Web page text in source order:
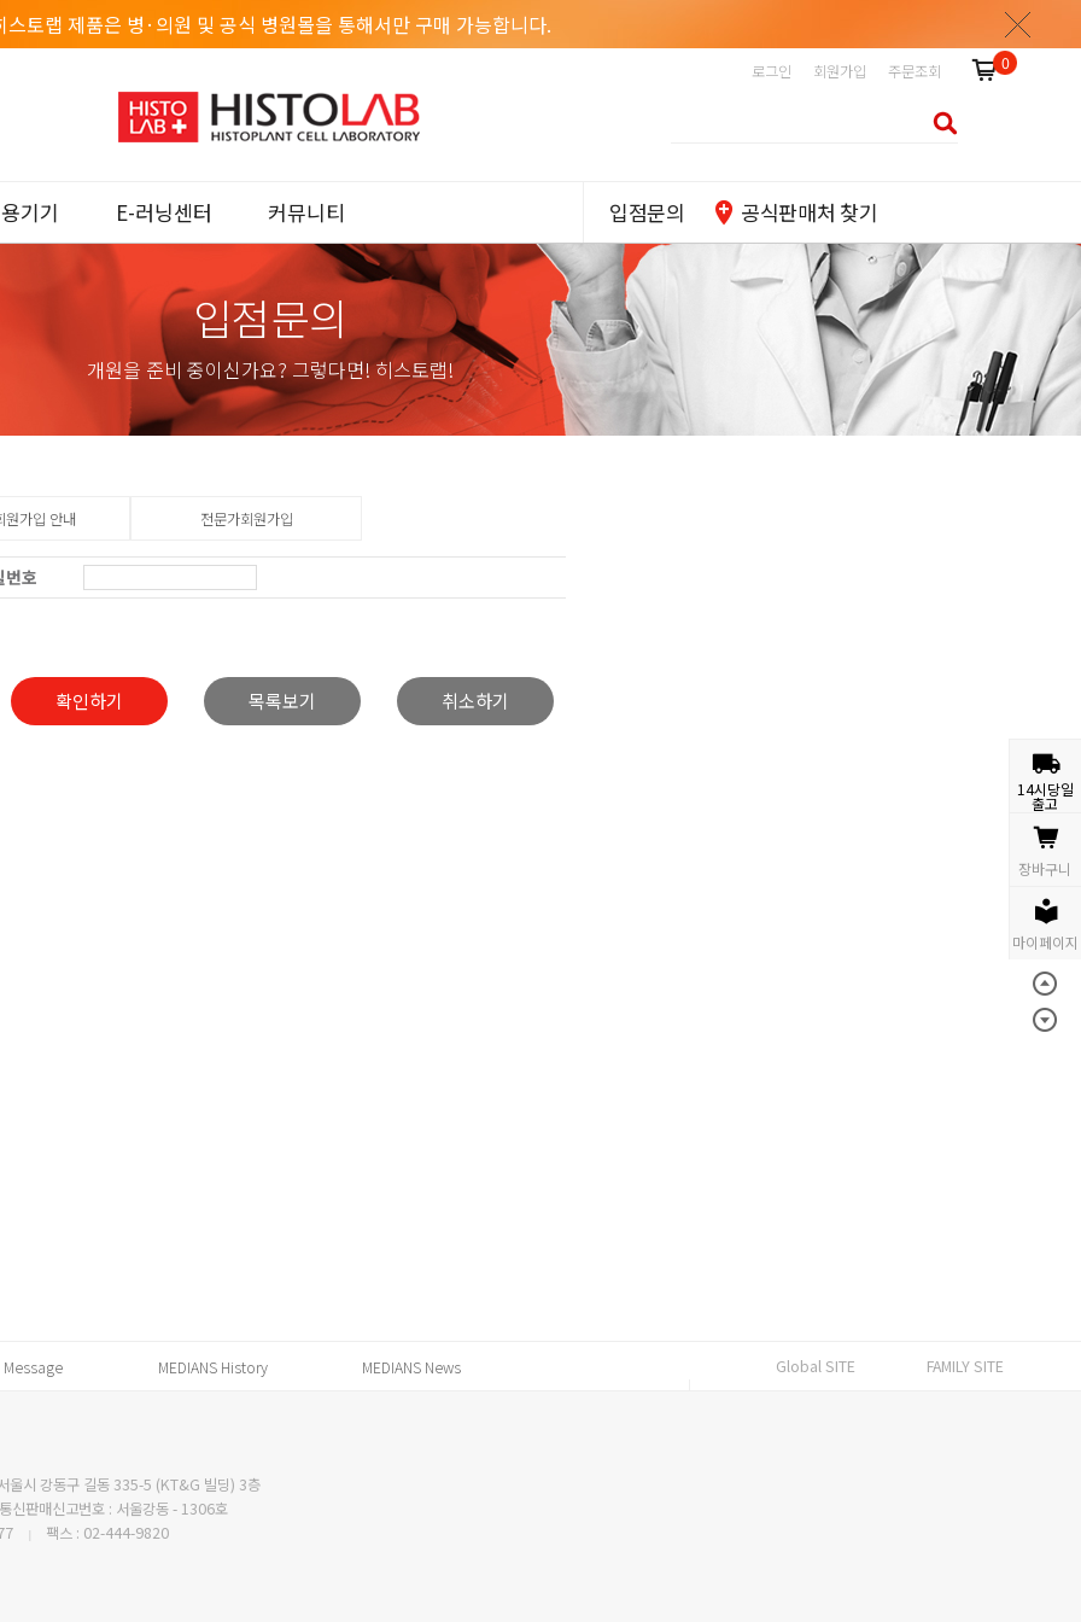
스토랩 제품은 병·의원 및 공식 병원몰을 통해서만 구매 가능합니다.
로그인 회원가입 주문조회 0
기기 E-러닝센터 커뮤니티 입점문의 공식판매처 찾기
입점문의
개원을 준비 중이신가요? 그렇다면! 히스토랩!
원가입 안내 전문가회원가입
번호
취소하기
목록보기
확인하기
Message MEDIANS History MEDIANS News Global SITE FAMILY SITE
울시 강동구 길동 335-5 (KT&G 빌딩) 3층
통신판매신고번호 : 서울강동 - 1306호
팩스 : 02-444-9820